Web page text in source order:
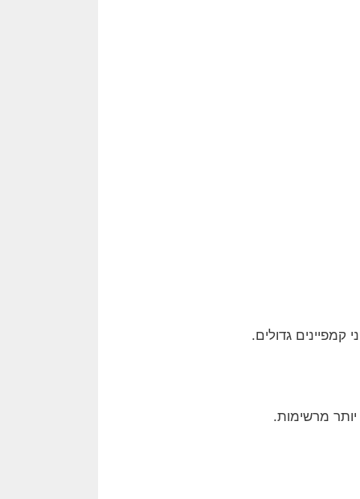
גדולים.
מרשימות.